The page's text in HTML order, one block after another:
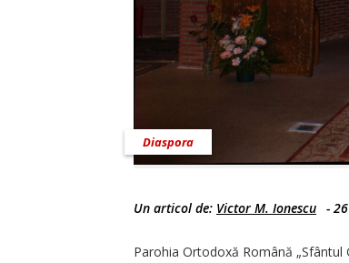
Diaspora
Un articol de: Victor M. Ionescu -
Parohia Ortodoxă Română